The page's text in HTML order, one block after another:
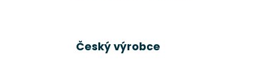
Český výrobce